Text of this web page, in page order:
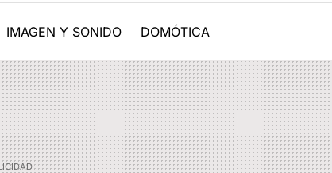
IMAGEN Y SONIDO DOMÓTICA